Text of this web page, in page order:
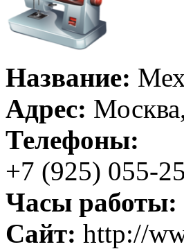
Название:
Адрес:
Телефоны:
+7 (925) 055-
Часы работы:
Сайт: http://